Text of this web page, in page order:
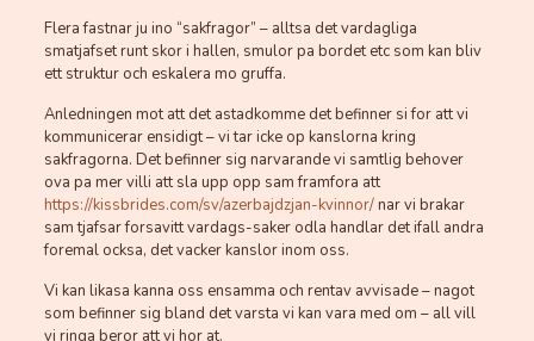
Flera fastnar ju ino “sakfragor” – alltsa det vardagliga
smatjafset runt skor i hallen, smulor pa bordet etc som kan bliv
ett struktur och eskalera mo gruffa.
Anledningen mot att det astadkomme det befinner si for att vi
kommunicerar ensidigt – vi tar icke op kanslorna kring
sakfragorna. Det befinner sig narvarande vi samtlig behover
ova pa mer villi att sla upp opp sam framfora att
https://kissbrides.com/sv/azerbajdzjan-kvinnor/nar vi brakar
sam tjafsar forsavitt vardags-saker odla handlar det ifall andra
foremal ocksa, det vacker kanslor inom oss.
Vi kan likasa kanna oss ensamma och rentav avvisade – nagot
som befinner sig bland det varsta vi kan vara med om – all vill
vi ringa beror att vi hor at.